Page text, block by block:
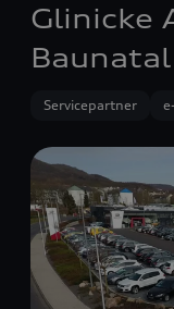
Glinicke
Baunatal
Servicepartner